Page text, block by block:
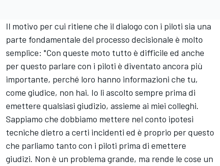
Il motivo per cui ritiene che il dialogo con i piloti sia una
parte fondamentale del processo decisionale è molto
semplice: "Con queste moto tutto è difficile ed anche
per questo parlare con i piloti è diventato ancora più
importante, perché loro hanno informazioni che tu,
come giudice, non hai. Io li ascolto sempre prima di
emettere qualsiasi giudizio, assieme ai miei colleghi.
Sappiamo che dobbiamo mettere nel conto ipotesi
tecniche dietro a certi incidenti ed è proprio per questo
che parliamo tanto con i piloti prima di emettere
giudizi. Non è un problema grande, ma rende le cose un